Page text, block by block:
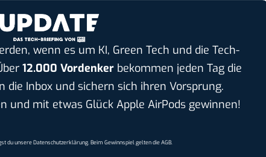
wenn es um KI, Green Tech und die Tech-
12.000 Vordenkerbekommen jeden Tag die
die Inbox und sichern sich ihren Vorsprung.
und mit etwas Glück Apple AirPods gewinnen!
du unsereDatenschutzerklärung. Beim Gewinnspiel gelten dieAGB.